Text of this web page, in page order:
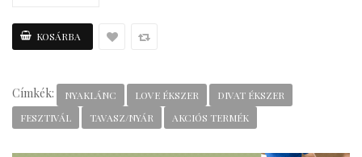
Címkék: NYAKLÁNC LOVE ÉKSZER
DIVAT ÉKSZER
FESZTIVÁL
TAVASZ/NYÁR AKCIÓS TERMÉK